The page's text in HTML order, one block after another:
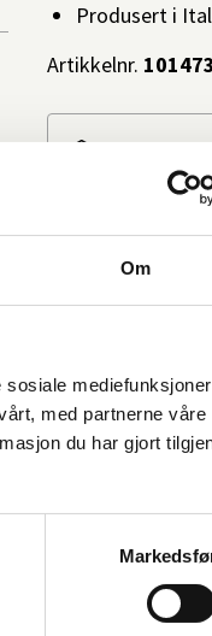
Om
med partnerne våre
du har gjort
ved bestilling i
Ikke på lager
Produsert i
Artikkelnr.
Ditt